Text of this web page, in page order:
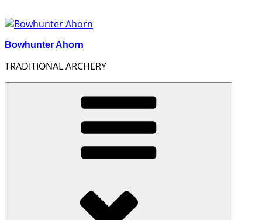
Inhalt
Bowhunter Ahorn
TRADITIONAL ARCHERY